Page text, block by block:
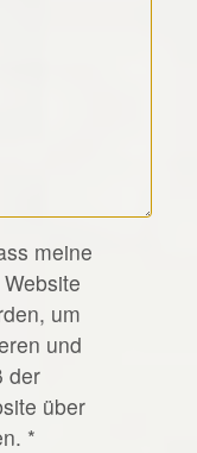
meine
um
und
der
über
*